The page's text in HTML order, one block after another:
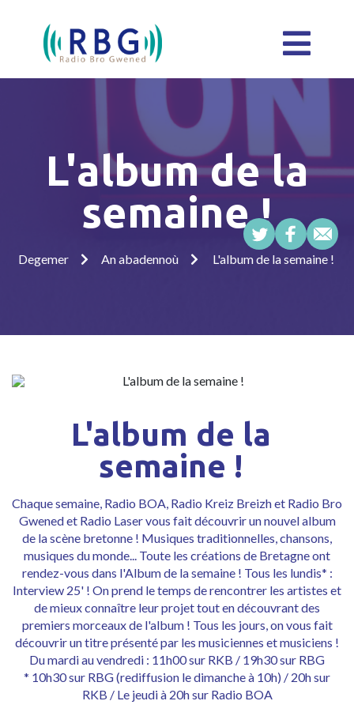
L'album de la
semaine !
Degemer An abadennoù L'album de la semaine !
L'album de la
semaine !
Chaque semaine, Radio BOA, Radio Kreiz Breizh et Radio Bro
Gwened et Radio Laser vous fait découvrir un nouvel album
de la scène bretonne ! Musiques traditionnelles, chansons,
musiques du monde... Toute les créations de Bretagne ont
rendez-vous dans l'Album de la semaine ! Tous les lundis* :
Interview 25' ! On prend le temps de rencontrer les artistes et
de mieux connaître leur projet tout en découvrant des
premiers morceaux de l'album ! Tous les jours, on vous fait
découvrir un titre présenté par les musiciennes et musiciens !
Du mardi au vendredi : 11h00 sur RKB / 19h30 sur RBG
* 10h30 sur RBG (rediffusion le dimanche à 10h) / 20h sur
RKB / Le jeudi à 20h sur Radio BOA